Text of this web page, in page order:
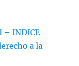
– INDICE
a la